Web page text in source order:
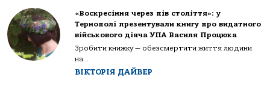
«Воскресіння через пів століття»: у
Тернополі презентували книгу про видатного
військового діяча УПА Василя Процюка
Зробити книжку — обезсмертити життя людини
на...
ВІКТОРІЯ ДАЙВЕР